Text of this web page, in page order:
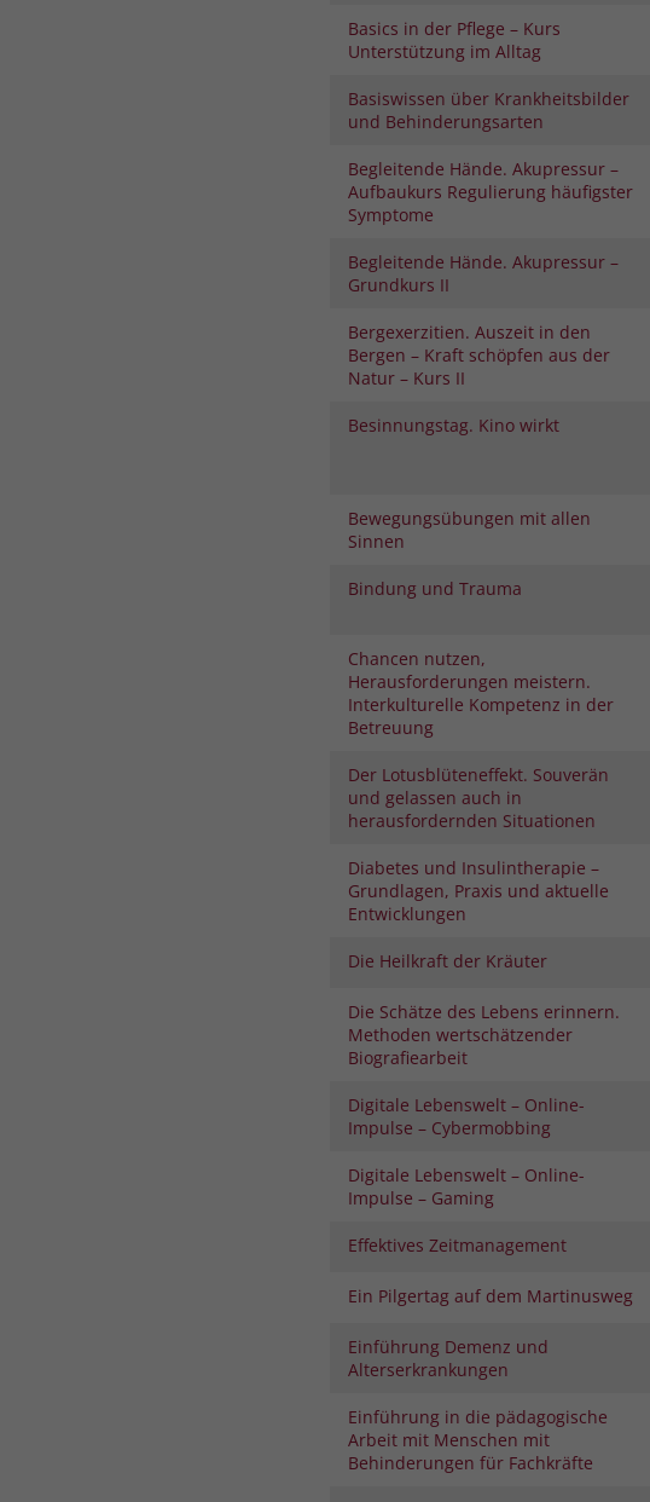
Basics in der Pflege – Kurs
Unterstützung im Alltag
Basiswissen über Krankheitsbilder
und Behinderungsarten
Begleitende Hände. Akupressur –
Aufbaukurs Regulierung häufigster
Symptome
Begleitende Hände. Akupressur –
Grundkurs II
Bergexerzitien. Auszeit in den
Bergen – Kraft schöpfen aus der
Natur – Kurs II
Besinnungstag. Kino wirkt
Bewegungsübungen mit allen
Sinnen
Bindung und Trauma
Chancen nutzen,
Herausforderungen meistern.
Interkulturelle Kompetenz in der
Betreuung
Der Lotusblüteneffekt. Souverän
und gelassen auch in
herausfordernden Situationen
Diabetes und Insulintherapie –
Grundlagen, Praxis und aktuelle
Entwicklungen
Die Heilkraft der Kräuter
Die Schätze des Lebens erinnern.
Methoden wertschätzender
Biografiearbeit
Digitale Lebenswelt – Online-
Impulse – Cybermobbing
Digitale Lebenswelt – Online-
Impulse – Gaming
Effektives Zeitmanagement
Ein Pilgertag auf dem Martinusweg
Einführung Demenz und
Alterserkrankungen
Einführung in die pädagogische
Arbeit mit Menschen mit
Behinderungen für Fachkräfte
Name
Zweck
Name